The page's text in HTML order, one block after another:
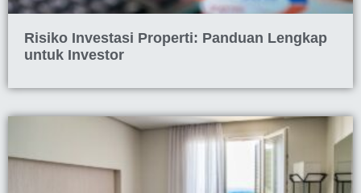
Risiko Investasi Properti: Panduan Lengkap
untuk Investor